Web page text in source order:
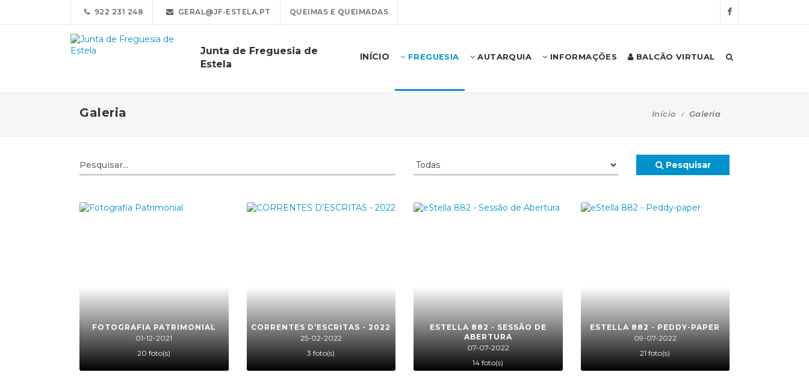
922 231 248 GERAL@JF-ESTELA.PT QUEIMAS E QUEIMADAS
Junta de Freguesia de
Estela
INÍCIO FREGUESIA AUTARQUIA INFORMAÇÕES BALCÃO VIRTUAL
Galeria Início Galeria
Pesquisar
FOTOGRAFIA PATRIMONIAL
01-12-2021
20 foto(s)
CORRENTES D’ESCRITAS - 2022
25-02-2022
3 foto(s)
ESTELLA 882 - SESSÃO DE
ABERTURA
07-07-2022
14 foto(s)
ESTELLA 882 - PEDDY-PAPER
09-07-2022
21 foto(s)